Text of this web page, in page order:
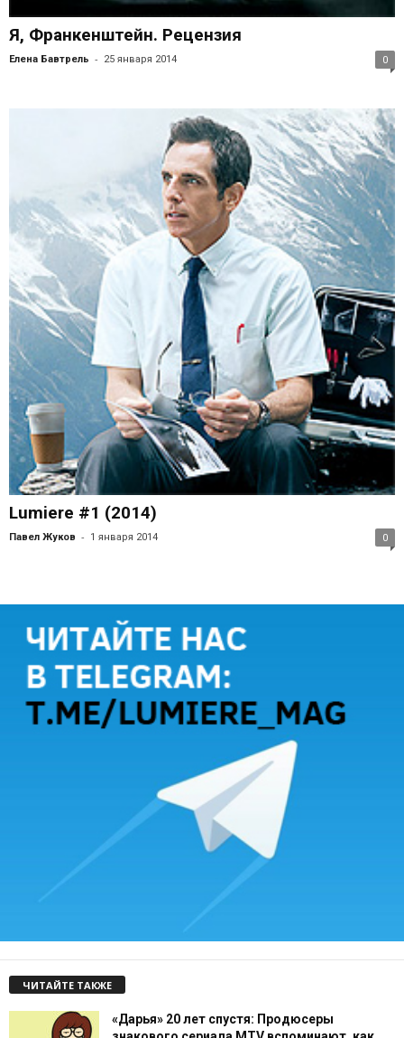
Я, Франкенштейн. Рецензия
Елена Бавтрель - 25 января 2014 0
Lumiere #1 (2014)
Павел Жуков - 1 января 2014 0
ЧИТАЙТЕ ТАКЖЕ
«Дарья» 20 лет спустя: Продюсеры